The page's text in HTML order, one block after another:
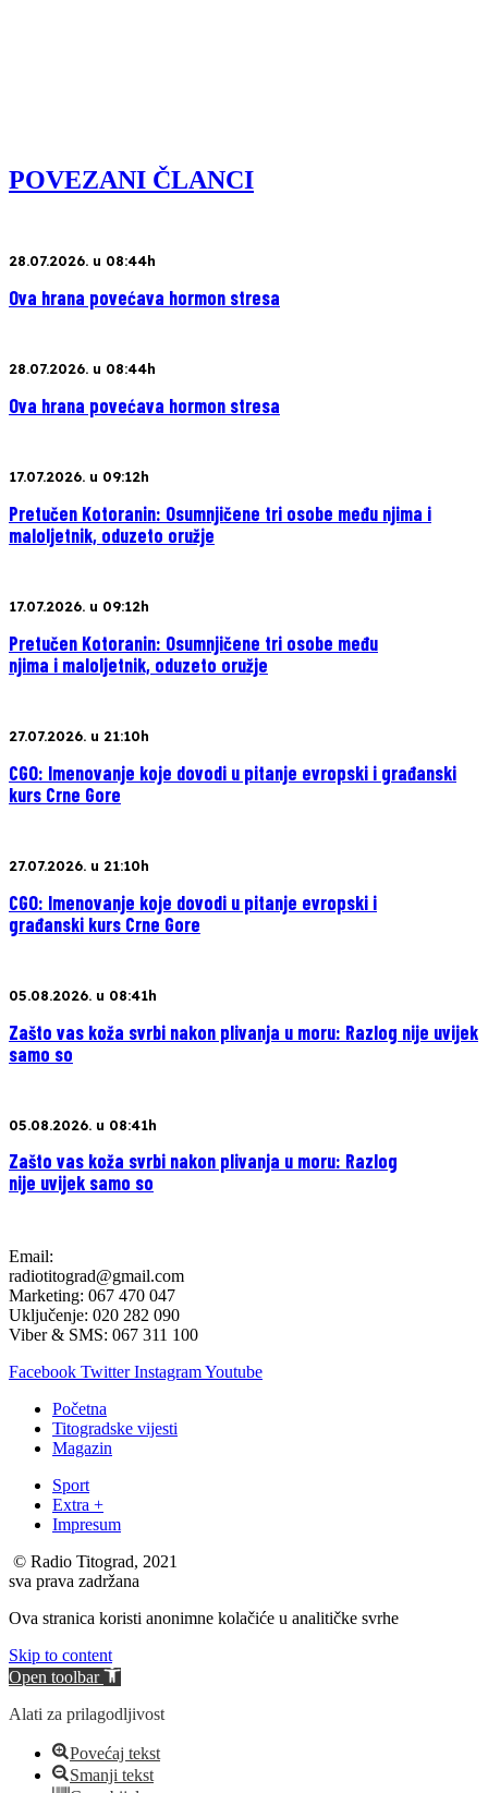
POVEZANI ČLANCI
28.07.2026. u 08:44h
Ova hrana povećava hormon stresa
28.07.2026. u 08:44h
Ova hrana povećava hormon stresa
17.07.2026. u 09:12h
Pretučen Kotoranin: Osumnjičene tri osobe među njima i
maloljetnik, oduzeto oružje
17.07.2026. u 09:12h
Pretučen Kotoranin: Osumnjičene tri osobe među
njima i maloljetnik, oduzeto oružje
27.07.2026. u 21:10h
CGO: Imenovanje koje dovodi u pitanje evropski i građanski
kurs Crne Gore
27.07.2026. u 21:10h
CGO: Imenovanje koje dovodi u pitanje evropski i
građanski kurs Crne Gore
05.08.2026. u 08:41h
Zašto vas koža svrbi nakon plivanja u moru: Razlog nije uvijek
samo so
05.08.2026. u 08:41h
Zašto vas koža svrbi nakon plivanja u moru: Razlog
nije uvijek samo so
Email:
radiotitograd@gmail.com
Marketing: 067 470 047
Uključenje: 020 282 090
Viber & SMS: 067 311 100
Facebook Twitter InstagramYoutube
Početna
Titogradske vijesti
Magazin
Sport
Extra +
Impresum
© Radio Titograd, 2021
sva prava zadržana
Ova stranica koristi anonimne kolačiće u analitičke svrhe
Skip to content
Open toolbar
Alati za prilagodljivost
Povećaj tekst
Smanji tekst